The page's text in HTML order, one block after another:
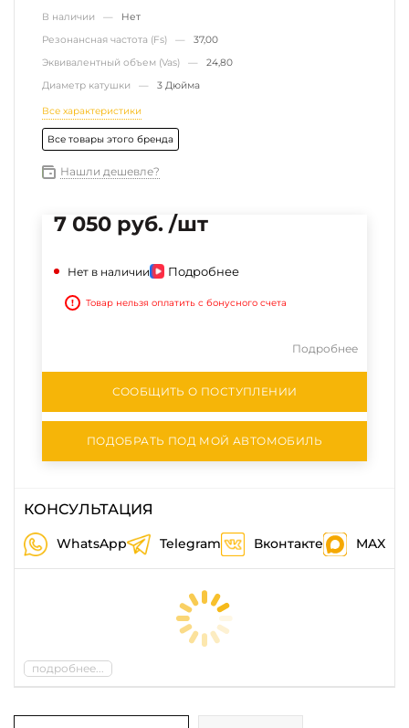
В наличии — Нет
Резонансная частота (Fs) — 37,00
Эквивалентный объем (Vas) — 24,80
Диаметр катушки — 3 Дюйма
Все характеристики
Все товары этого бренда
Нашли дешевле?
7 050 руб. /шт
Нет в наличии Подробнее
! Товар нельзя оплатить с бонусного счета
Подробнее
СООБЩИТЬ О ПОСТУПЛЕНИИ
ПОДОБРАТЬ ПОД МОЙ АВТОМОБИЛЬ
КОНСУЛЬТАЦИЯ
WhatsApp Telegram Вконтакте MAX
подробнее...